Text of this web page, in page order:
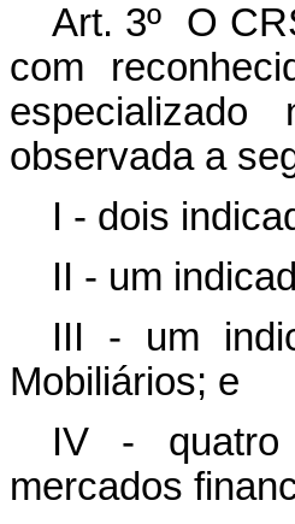
Art. 3º O
com
observada a
I - dois
II - um
III - um
Mobiliários; e
IV - quatro
mercados